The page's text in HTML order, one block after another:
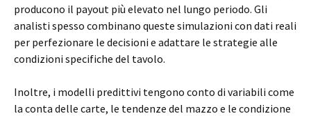
producono il payout più elevato nel lungo periodo. Gli
analisti spesso combinano queste simulazioni con dati reali
per perfezionare le decisioni e adattare le strategie alle
condizioni specifiche del tavolo.
Inoltre, i modelli predittivi tengono conto di variabili come
la conta delle carte, le tendenze del mazzo e le condizione